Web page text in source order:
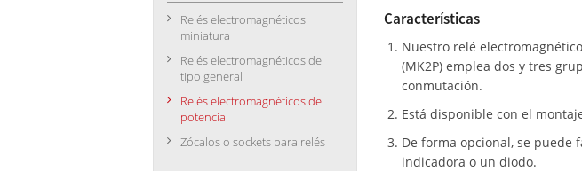
Características
Nuestro relé
(MK2P) emplea dos y tres
conmutación.
Está disponible con el
De forma opcional, se puede
indicadora o un diodo.
Relés electromagnéticos
miniatura
Relés electromagnéticos de
tipo general
Relés electromagnéticos de
potencia
Zócalos o sockets para relés